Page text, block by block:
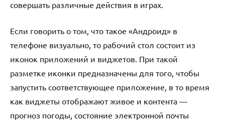
совершать различные действия в играх.
Если говорить о том, что такое «Андроид» в
телефоне визуально, то рабочий стол состоит из
иконок приложений и виджетов. При такой
разметке иконки предназначены для того, чтобы
запустить соответствующее приложение, в то время
как виджеты отображают живое и контента —
прогноз погоды, состояние электронной почты